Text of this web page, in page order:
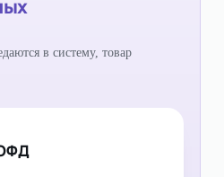
в систему, товар